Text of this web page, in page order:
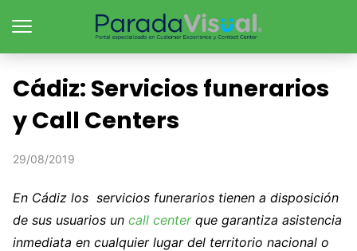
Cádiz: Servicios funerarios
y Call Centers
29/08/2019
En Cádiz los servicios funerarios tienen a disposición
de sus usuarios un call centerque garantiza asistencia
inmediata en cualquier lugar del territorio nacional o